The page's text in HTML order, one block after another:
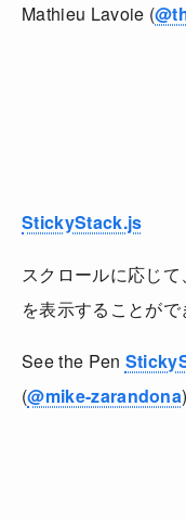
Mathieu Lavoie (
StickyStack.js
スクロールに応じ
を表示することがで
See the Pen
(@mike-zarandona